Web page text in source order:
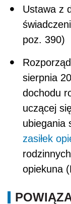
Ustawa z
poz. 390)
sierpnia
dochodu
uczącej
ubiegania
zasiłek
opiekuna